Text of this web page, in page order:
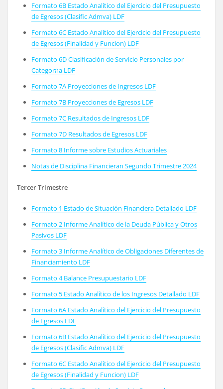
Formato 6B Estado Analítico del Ejercicio del Presupuesto
de Egresos(Clasific Admva) LDF
Formato 6C Estado Analítico del Ejercicio del Presupuesto
de Egresos (Finalidad y Funcion) LDF
Formato 6D Clasificación de Servicio Personales por
Categorกa LDF
Formato 7A Proyecciones de Ingresos LDF
Formato 7B Proyecciones de Egresos LDF
Formato 7C Resultados de Ingresos LDF
Formato 7D Resultados de Egresos LDF
Formato 8 Informe sobre Estudios Actuariales
Notas de Disciplina Financieran Segundo Trimestre 2024
Tercer Trimestre
Formato 1 Estado de Situación Financiera Detallado LDF
Formato 2 Informe Analítico de la Deuda Pública y Otros
Pasivos LDF
Formato 3 Informe Analítico de Obligaciones Diferentes de
Financiamiento LDF
Formato 4 Balance Presupuestario LDF
Formato 5 Estado Analítico de los Ingresos Detallado LDF
Formato 6A Estado Analítico del Ejercicio del Presupuesto
de Egresos LDF
Formato 6B Estado Analítico del Ejercicio del Presupuesto
de Egresos (Clasific Admva) LDF
Formato 6C Estado Analítico del Ejercicio del Presupuesto
de Egresos (Finalidad y Funcion) LDF